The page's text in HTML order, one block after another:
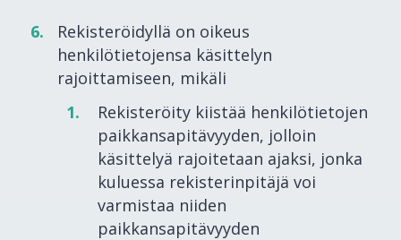
Rekisteröidyllä on oikeus
henkilötietojensa käsittelyn
rajoittamiseen, mikäli
Rekisteröity kiistää henkilötietojen
paikkansapitävyyden, jolloin
käsittelyä rajoitetaan ajaksi, jonka
kuluessa rekisterinpitäjä voi
varmistaa niiden
paikkansapitävyyden